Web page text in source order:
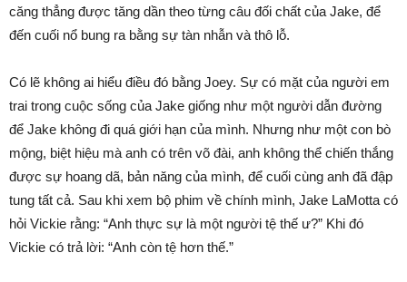
căng thẳng được tăng dần theo từng câu đối chất của Jake, để
đến cuối nổ bung ra bằng sự tàn nhẫn và thô lỗ.
Có lẽ không ai hiểu điều đó bằng Joey. Sự có mặt của người em
trai trong cuộc sống của Jake giống như một người dẫn đường
để Jake không đi quá giới hạn của mình. Nhưng như một con bò
mộng, biệt hiệu mà anh có trên võ đài, anh không thể chiến thắng
được sự hoang dã, bản năng của mình, để cuối cùng anh đã đập
tung tất cả. Sau khi xem bộ phim về chính mình, Jake LaMotta có
hỏi Vickie rằng: “Anh thực sự là một người tệ thế ư?” Khi đó
Vickie có trả lời: “Anh còn tệ hơn thế.”